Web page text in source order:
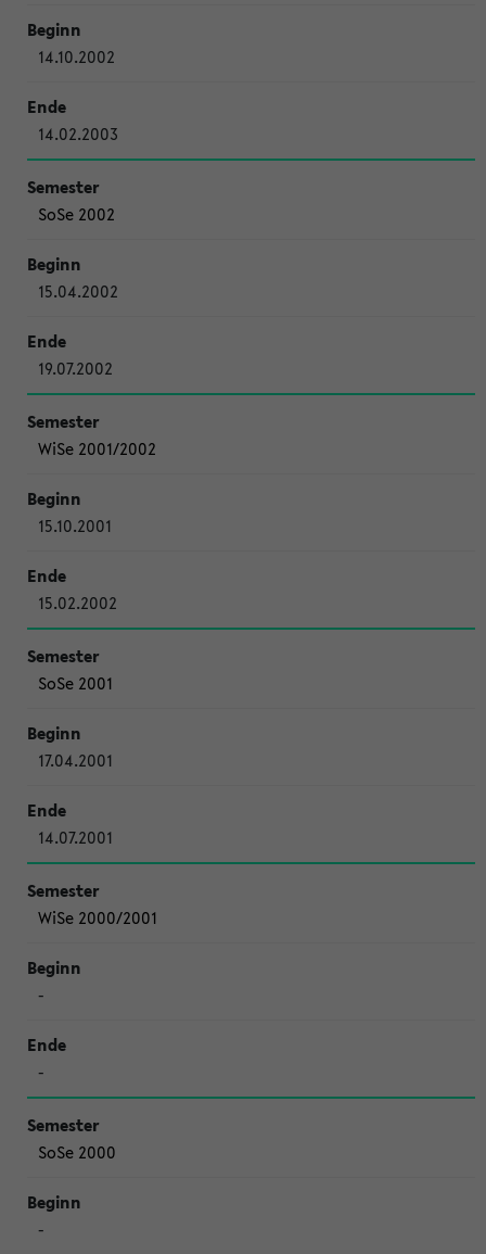
14.10.2002
14.02.2003
SoSe 2002
15.04.2002
19.07.2002
WiSe 2001/2002
15.10.2001
15.02.2002
SoSe 2001
17.04.2001
14.07.2001
WiSe 2000/2001
-
-
SoSe 2000
-